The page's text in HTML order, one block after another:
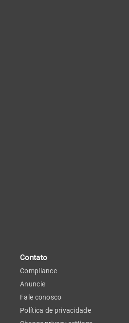
Contato
Compliance
Anuncie
Fale conosco
Política de privacidade